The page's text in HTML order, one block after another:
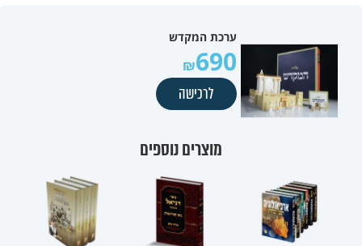
ערכת המקדש
690
לרכישה
מוצרים נוספים